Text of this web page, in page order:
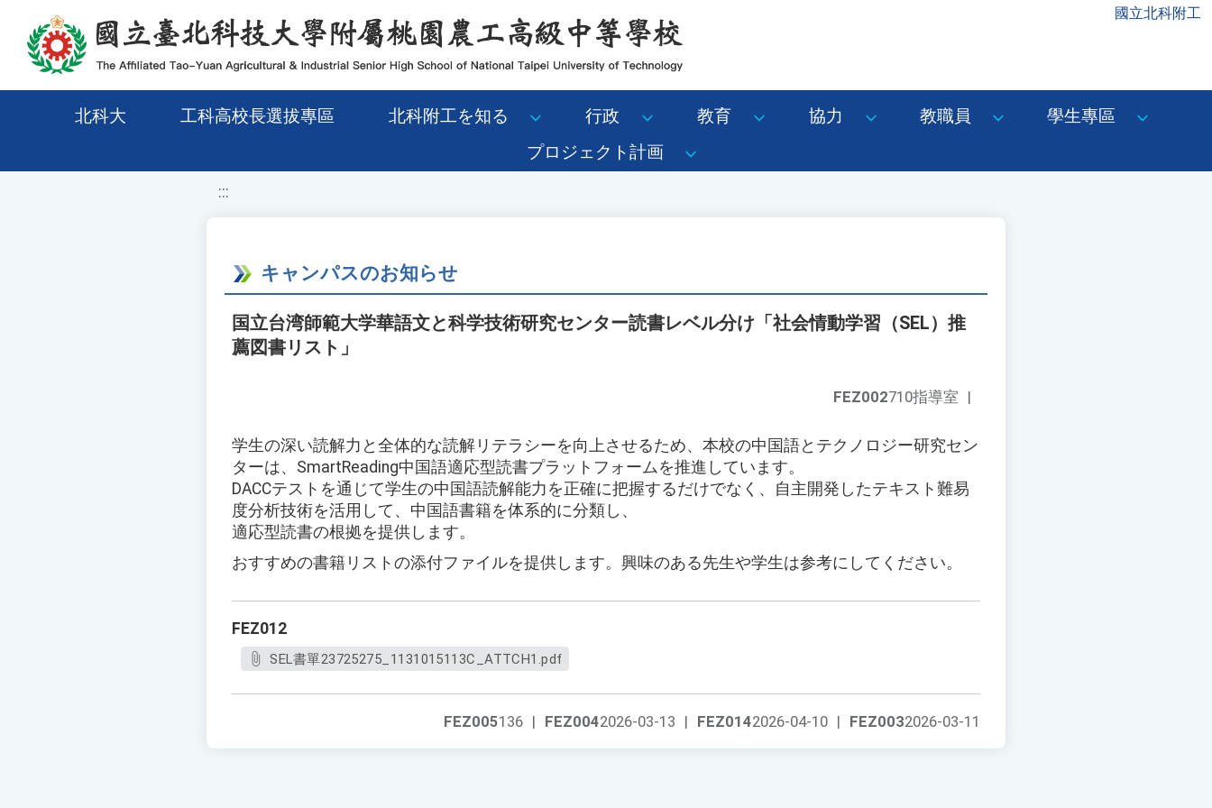
移至網頁之主要內容區位置 國立北科附工
北科大 工科高校長選拔專區 北科附工を知る 行政 教育 協力 教職員
學生專區
プロジェクト計画
:::
キャンパスのお知らせ
国立台湾師範大学華語文と科学技術研究センター読書レベル分け「社会情動学習（SEL）推
薦図書リスト」
FEZ002710指導室 |
学生の深い読解力と全体的な読解リテラシーを向上させるため、本校の中国語とテクノロジー研究セン
ターは、SmartReading中国語適応型読書プラットフォームを推進しています。
DACCテストを通じて学生の中国語読解能力を正確に把握するだけでなく、自主開発したテキスト難易
度分析技術を活用して、中国語書籍を体系的に分類し、
適応型読書の根拠を提供します。
おすすめの書籍リストの添付ファイルを提供します。興味のある先生や学生は参考にしてください。
FEZ012
SEL書單23725275_1131015113C_ATTCH1.pdf
FEZ0032026-03-11
FEZ0142026-04-10 |
FEZ0042026-03-13 |
FEZ005136 |